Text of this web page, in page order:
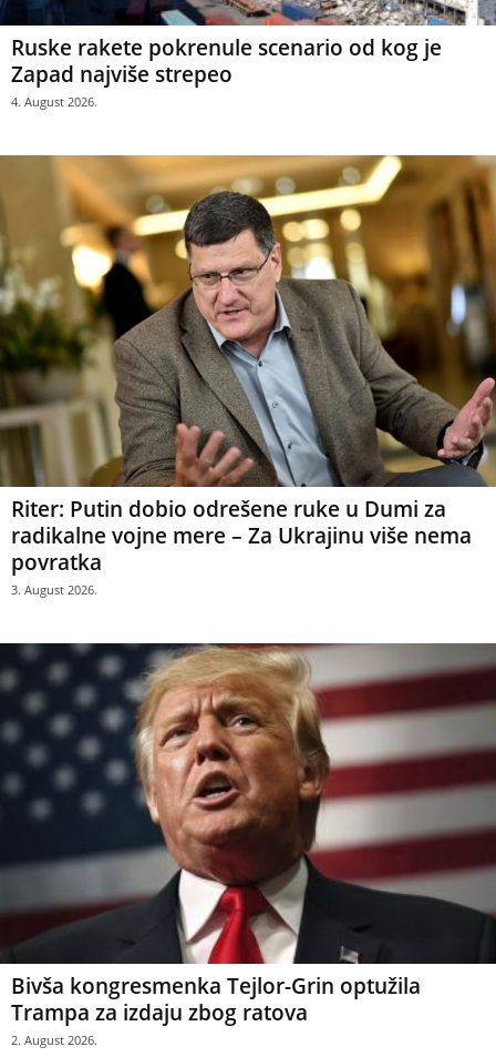
Ruske rakete pokrenule scenario od kog je
Zapad najviše strepeo
4. August 2026.
Riter: Putin dobio odrešene ruke u Dumi za
radikalne vojne mere – Za Ukrajinu više nema
povratka
3. August 2026.
Bivša kongresmenka Tejlor-Grin optužila
Trampa za izdaju zbog ratova
2. August 2026.